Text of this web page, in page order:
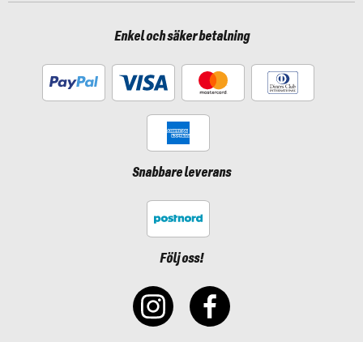
Enkel och säker betalning
Snabbare leverans
Följ oss!